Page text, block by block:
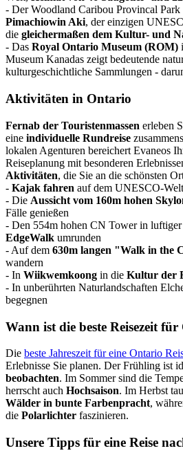
- Der Woodland Caribou Provincal Park
Pimachiowin Aki, der einzigen
die gleichermaßen dem Kultur- und
- Das Royal Ontario Museum (ROM)
Museum Kanadas zeigt bedeutende
kulturgeschichtliche Sammlungen -
Aktivitäten in Ontario
Fernab der Touristenmassen erleben
eine individuelle Rundreise
lokalen Agenturen bereichert Evaneos
Reiseplanung mit besonderen
Aktivitäten, die Sie an die schönsten
- Kajak fahren auf dem UNESCO-
- Die Aussicht vom 160m hohen
Fälle genießen
- Den 554m hohen CN Tower in
EdgeWalk umrunden
- Auf dem 630m langen "Walk in the
wandern
- In Wiikwemkoong in die Kultur der
- In unberührten Naturlandschaften
begegnen
Wann ist die beste Reisezeit
Die beste Jahreszeit für eine Ontario
Erlebnisse Sie planen. Der Frühling ist
beobachten. Im Sommer sind die
herrscht auch Hochsaison. Im Herbst
Wälder in bunte Farbenpracht,
die Polarlichter faszinieren.
Unsere Tipps für eine Reise